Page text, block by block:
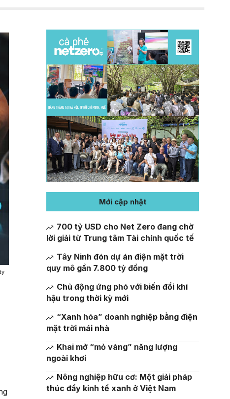
Mới cập nhật
700 tỷ USD cho Net Zero đang chờ
lời giải từ Trung tâm Tài chính quốc tế
Tây Ninh đón dự án điện mặt trời
quy mô gần 7.800 tỷ đồng
Chủ động ứng phó với biến đổi khí
hậu trong thời kỳ mới
“Xanh hóa” doanh nghiệp bằng điện
mặt trời mái nhà
Khai mở “mỏ vàng” năng lượng
ngoài khơi
Nông nghiệp hữu cơ: Một giải pháp
thúc đẩy kinh tế xanh ở Việt Nam